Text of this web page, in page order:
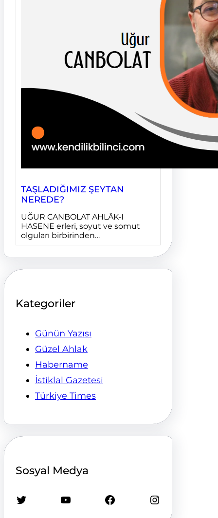
TAŞLADIĞIMIZ ŞEYTAN
NEREDE?
UĞUR CANBOLAT AHLÂK-I
HASENE erleri, soyut ve somut
olguları birbirinden…
Kategoriler
Günün Yazısı
Güzel Ahlak
Habername
İstiklal Gazetesi
Türkiye Times
Sosyal Medya
Twitter YouTube Facebook Instagram